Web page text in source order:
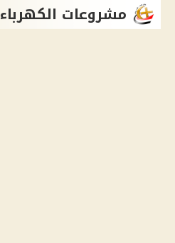
مشروعات الكهرباء